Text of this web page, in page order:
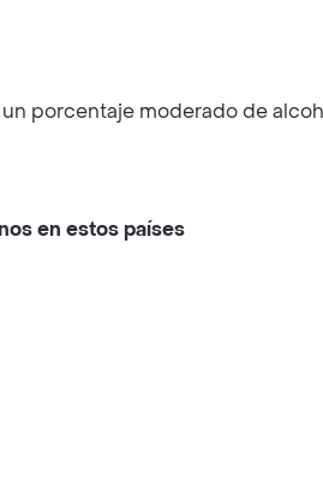
porcentaje moderado de
en estos países